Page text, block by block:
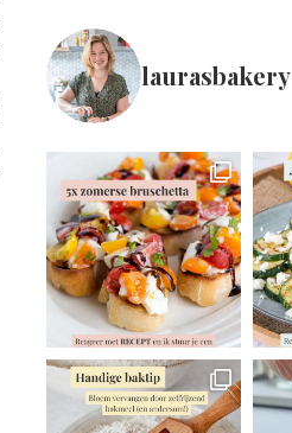
laurasbakery